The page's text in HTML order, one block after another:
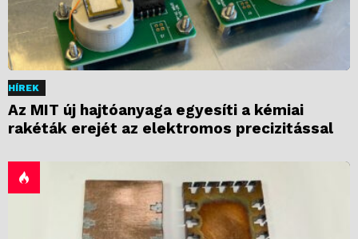
HÍREK
Az MIT új hajtóanyaga egyesíti a kémiai
rakéták erejét az elektromos precizitással